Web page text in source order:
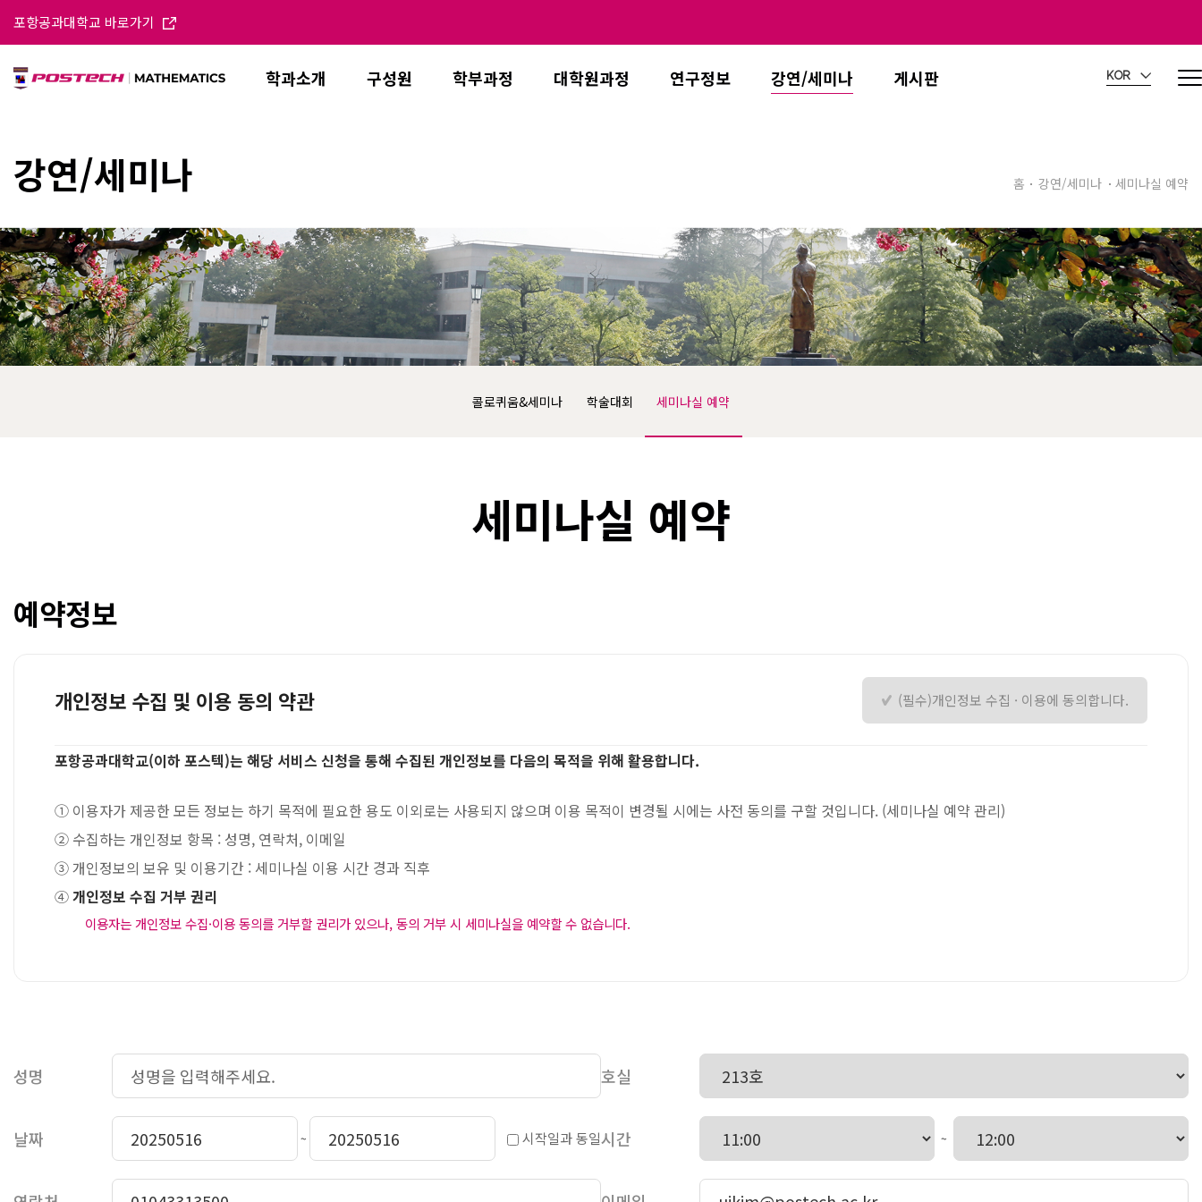
포항공과대학교 바로가기
학과소개 구성원 학부과정 대학원과정 연구정보 강연/세미나 게시판 KOR
강연/세미나 홈 강연/세미나 세미나실 예약
콜로퀴움&세미나 학술대회 세미나실 예약
세미나실 예약
예약정보
개인정보 수집 및 이용 동의 약관 (필수)개인정보 수집 · 이용에 동의합니다.
포항공과대학교(이하 포스텍)는 해당 서비스 신청을 통해 수집된 개인정보를 다음의 목적을 위해 활용합니다.
① 이용자가 제공한 모든 정보는 하기 목적에 필요한 용도 이외로는 사용되지 않으며 이용 목적이 변경될 시에는 사전 동의를 구할 것입니다. (세미나실 예약 관리)
② 수집하는 개인정보 항목 : 성명, 연락처, 이메일
③개인정보의 보유 및 이용기간 : 세미나실 이용 시간 경과 직후
④개인정보 수집 거부 권리
이용자는 개인정보 수집·이용 동의를 거부할 권리가 있으나, 동의 거부 시 세미나실을 예약할 수 없습니다.
성명 호실
날짜 ~ 시작일과 동일시간 ~